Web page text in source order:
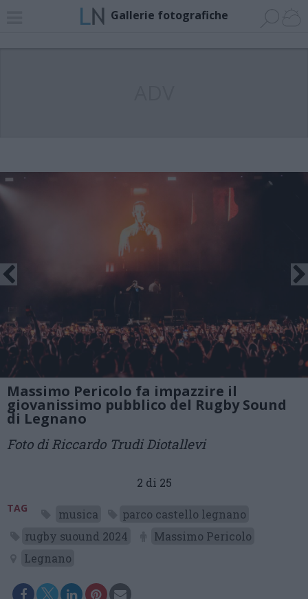
Gallerie fotografiche
Massimo Pericolo fa impazzire il
giovanissimo pubblico del Rugby Sound
di Legnano
Foto di Riccardo Trudi Diotallevi
2 di 25
TAG musica
parco castello legnano
rugby suound 2024
Massimo Pericolo
Legnano